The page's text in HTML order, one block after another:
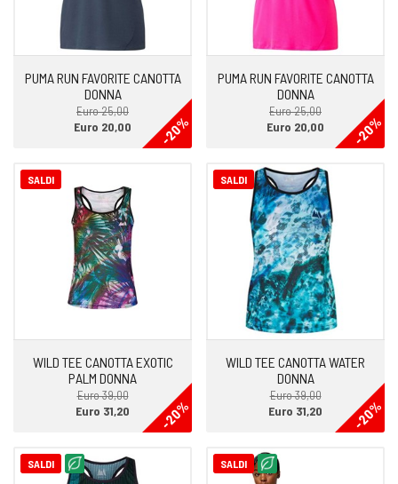
PUMA RUN FAVORITE CANOTTA
DONNA
Euro 25,00
-20%
Euro 20,00
PUMA RUN FAVORITE CANOTTA
DONNA
Euro 25,00
-20%
Euro 20,00
SALDI
WILD TEE CANOTTA EXOTIC
PALM DONNA
Euro 39,00
-20%
Euro 31,20
SALDI
WILD TEE CANOTTA WATER
DONNA
Euro 39,00
-20%
Euro 31,20
SALDI SALDI